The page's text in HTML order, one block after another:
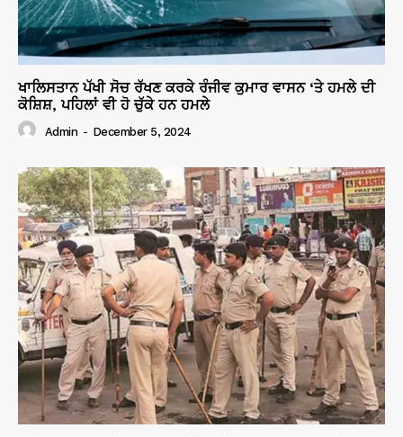
ਖਾਲਿਸਤਾਨ ਪੱਖੀ ਸੋਚ ਰੱਖਣ ਕਰਕੇ ਰੰਜੀਵ ਕੁਮਾਰ ਵਾਸਨ ‘ਤੇ ਹਮਲੇ ਦੀ
ਕੋਸ਼ਿਸ਼, ਪਹਿਲਾਂ ਵੀ ਹੋ ਚੁੱਕੇ ਹਨ ਹਮਲੇ
Admin - December 5, 2024